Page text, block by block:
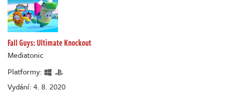
Fall Guys: Ultimate Knockout
Mediatonic
Platformy:
Vydání: 4. 8. 2020